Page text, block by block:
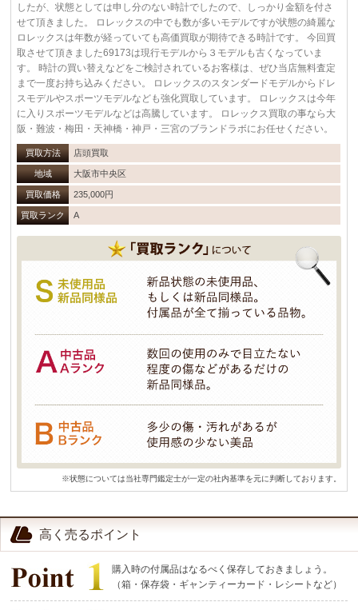
したが、状態としては申し分のない時計でしたので、しっかり金額を付さ
せて頂きました。 ロレックスの中でも数が多いモデルですが状態の綺麗な
ロレックスは年数が経っていても高価買取が期待できる時計です。 今回買
取させて頂きました69173は現行モデルから３モデルも古くなっていま
す。 時計の買い替えなどをご検討されているお客様は、ぜひ当店無料査定
まで一度お持ち込みください。 ロレックスのスタンダードモデルからドレ
スモデルやスポーツモデルなども強化買取しています。 ロレックスは今年
に入りスポーツモデルなどは高騰しています。 ロレックス買取の事なら大
阪・難波・梅田・天神橋・神戸・三宮のブランドラボにお任せください。
買取方法 店頭買取
地域 大阪市中央区
買取価格 235,000円
買取ランク A
※状態については当社専門鑑定士が一定の社内基準を元に判断しております。
高く売るポイント
購入時の付属品はなるべく保存しておきましょう。
（箱・保存袋・ギャンティーカード・レシートなど）